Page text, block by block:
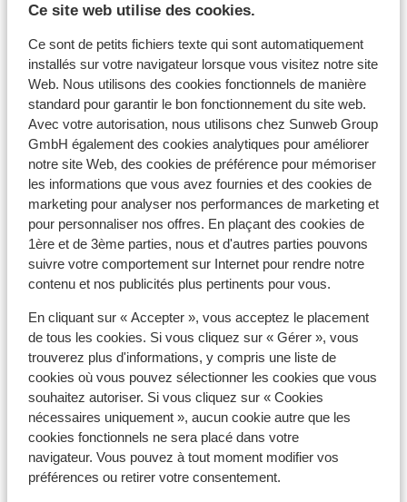
Ce site web utilise des cookies.
Ce sont de petits fichiers texte qui sont automatiquement
installés sur votre navigateur lorsque vous visitez notre site
Web. Nous utilisons des cookies fonctionnels de manière
standard pour garantir le bon fonctionnement du site web.
Avec votre autorisation, nous utilisons chez Sunweb Group
GmbH également des cookies analytiques pour améliorer
notre site Web, des cookies de préférence pour mémoriser
les informations que vous avez fournies et des cookies de
marketing pour analyser nos performances de marketing et
pour personnaliser nos offres. En plaçant des cookies de
1ère et de 3ème parties, nous et d'autres parties pouvons
suivre votre comportement sur Internet pour rendre notre
contenu et nos publicités plus pertinents pour vous.
En cliquant sur « Accepter », vous acceptez le placement
de tous les cookies. Si vous cliquez sur « Gérer », vous
trouverez plus d'informations, y compris une liste de
cookies où vous pouvez sélectionner les cookies que vous
souhaitez autoriser. Si vous cliquez sur « Cookies
nécessaires uniquement », aucun cookie autre que les
cookies fonctionnels ne sera placé dans votre
navigateur. Vous pouvez à tout moment modifier vos
préférences ou retirer votre consentement.
À proximité
Dans le centre
Distance jusqu'aux pistes de ski environ 0 mètres
Distance jusqu'aux remontées mécaniques
environ 100 mètres
Distance aux magasins les plus proches environ 30
mètres
Distance à la supérette la plus proche environ 100
Distance au restaurant le plus proche environ 30
mètres
Forfait, cours et matériel de ski
Forfait remontées mécaniques